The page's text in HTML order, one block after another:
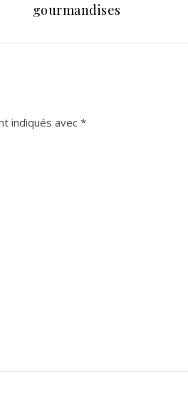
gourmandises
indiqués avec*